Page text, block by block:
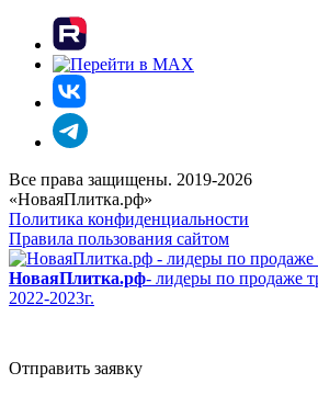
Все права защищены. 2019-2026
«НоваяПлитка.рф»
Политика конфиденциальности
Правила пользования сайтом
НоваяПлитка.рф- лидеры по продаже
2022-2023г.
Отправить заявку